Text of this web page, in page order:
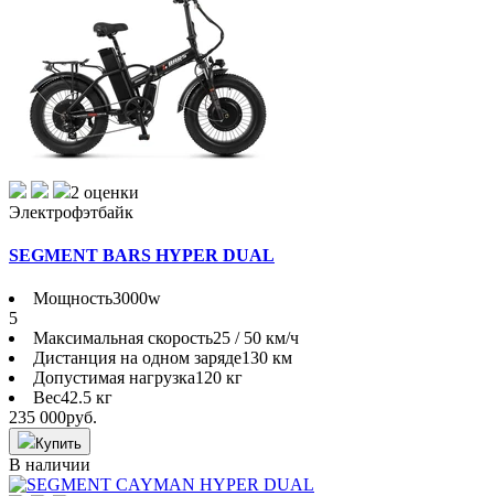
2 оценки
Электрофэтбайк
SEGMENT BARS HYPER DUAL
Мощность3000w
5
Максимальная скорость25 / 50 км/ч
Дистанция на одном заряде130 км
Допустимая нагрузка120 кг
Вес42.5 кг
235 000руб.
Купить
В наличии